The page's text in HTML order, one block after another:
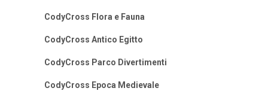
CodyCross Flora e Fauna
CodyCross Antico Egitto
CodyCross Parco Divertimenti
CodyCross Epoca Medievale